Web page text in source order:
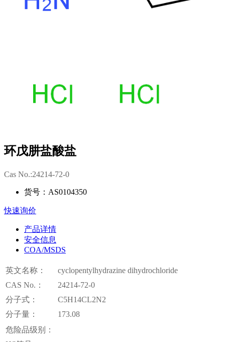
环戊肼盐酸盐
Cas No.:24214-72-0
货号：AS0104350
快速询价
产品详情
安全信息
COA/MSDS
英文名称：
cyclopentylhydrazine dihydrochloride
CAS No.：
24214-72-0
分子式：
C5H14CL2N2
分子量：
173.08
危险品级别：